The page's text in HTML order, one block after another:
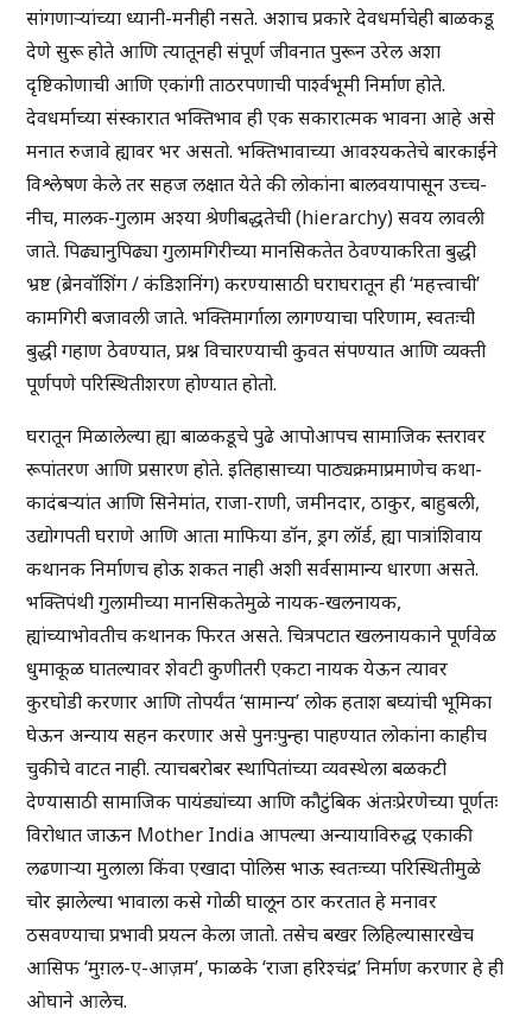
सांगणार्‍यांच्या ध्यानी-मनीही नसते. अशाच प्रकारे देवधर्माचेही बाळकडू
देणे सुरू होते आणि त्यातूनही संपूर्ण जीवनात पुरून उरेल अशा
दृष्टिकोणाची आणि एकांगी ताठरपणाची पार्श्वभूमी निर्माण होते.
देवधर्माच्या संस्कारात भक्तिभाव ही एक सकारात्मक भावना आहे असे
मनात रुजावे ह्यावर भर असतो. भक्तिभावाच्या आवश्यकतेचे बारकाईने
विश्लेषण केले तर सहज लक्षात येते की लोकांना बालवयापासून उच्च-
नीच, मालक-गुलाम अश्या श्रेणीबद्धतेची (hierarchy) सवय लावली
जाते. पिढ्यानुपिढ्या गुलामगिरीच्या मानसिकतेत ठेवण्याकरिता बुद्धी
भ्रष्ट (ब्रेनवॉशिंग / कंडिशनिंग) करण्यासाठी घराघरातून ही ‘महत्त्वाची’
कामगिरी बजावली जाते. भक्तिमार्गाला लागण्याचा परिणाम, स्वतःची
बुद्धी गहाण ठेवण्यात, प्रश्न विचारण्याची कुवत संपण्यात आणि व्यक्ती
पूर्णपणे परिस्थितीशरण होण्यात होतो.
घरातून मिळालेल्या ह्या बाळकडूचे पुढे आपोआपच सामाजिक स्तरावर
रूपांतरण आणि प्रसारण होते. इतिहासाच्या पाठ्यक्रमाप्रमाणेच कथा-
कादंबर्‍यांत आणि सिनेमांत, राजा-राणी, जमीनदार, ठाकुर, बाहुबली,
उद्योगपती घराणे आणि आता माफिया डॉन, ड्रग लॉर्ड, ह्या पात्रांशिवाय
कथानक निर्माणच होऊ शकत नाही अशी सर्वसामान्य धारणा असते.
भक्तिपंथी गुलामीच्या मानसिकतेमुळे नायक-खलनायक,
ह्यांच्याभोवतीच कथानक फिरत असते. चित्रपटात खलनायकाने पूर्णवेळ
धुमाकूळ घातल्यावर शेवटी कुणीतरी एकटा नायक येऊन त्यावर
कुरघोडी करणार आणि तोपर्यंत ‘सामान्य’ लोक हताश बघ्यांची भूमिका
घेऊन अन्याय सहन करणार असे पुनःपुन्हा पाहण्यात लोकांना काहीच
चुकीचे वाटत नाही. त्याचबरोबर स्थापितांच्या व्यवस्थेला बळकटी
देण्यासाठी सामाजिक पायंड्यांच्या आणि कौटुंबिक अंतःप्रेरणेच्या पूर्णतः
विरोधात जाऊन Mother India आपल्या अन्यायाविरुद्ध एकाकी
लढणार्‍या मुलाला किंवा एखादा पोलिस भाऊ स्वतःच्या परिस्थितीमुळे
चोर झालेल्या भावाला कसे गोळी घालून ठार करतात हे मनावर
ठसवण्याचा प्रभावी प्रयत्न केला जातो. तसेच बखर लिहिल्यासारखेच
आसिफ ‘मुग़ल-ए-आज़म’, फाळके ‘राजा हरिश्चंद्र’ निर्माण करणार हे ही
ओघाने आलेच.